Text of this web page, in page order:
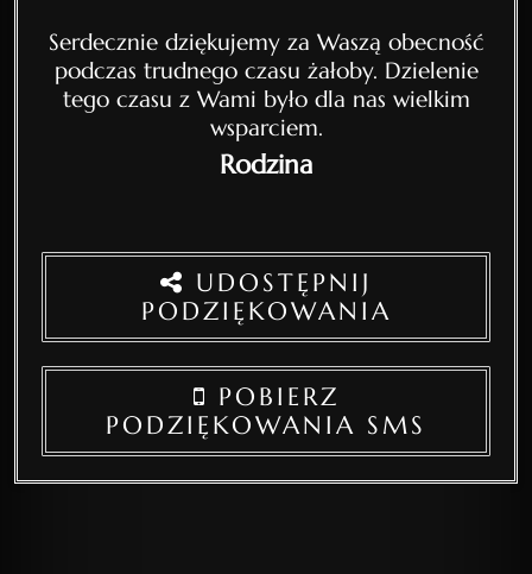
Serdecznie dziękujemy za Waszą obecność
podczas trudnego czasu żałoby. Dzielenie
tego czasu z Wami było dla nas wielkim
wsparciem.
Rodzina
UDOSTĘPNIJ
PODZIĘKOWANIA
POBIERZ
PODZIĘKOWANIA SMS